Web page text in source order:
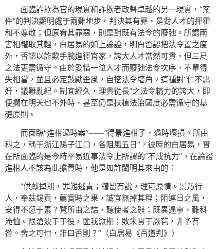
面臨詐欺為官的現實和詐欺者政聲卓越的另一現實，“案
件”的判決顯明處于兩難地步。判決其有罪，是對人才的揮霍
和不尊敬；但原宥其罪惡，則是對既有法令的廢弛。所謂兩
害相權取其輕，白居易的如上論證，明白否認把法令置之度
外，否認以詐欺手腕進徑官家，誇大人才當然可貴，但三尺
之法更需循守。由於愛惜一位人才而廢弛法令次序，不單得
失相當，並且必定鼓勵歪風，自挖法令墻角。這種對“仁不惠
奸，議難亂紀。制宜經久，理貴從長”之法令精力的誇大，即
便擱在明天也不外時，甚至仍是扶植法治國度必需循守的基
礎原則。
而面臨“進柑過時案”——“得景進柑子，過時壞損。所由
科之，稱于浙江陽子江口，各阻風五日”，彼時的白居易，實
在所面臨的是今時平易近事法令上所謂的“不成抗力”。在論證
進柑人不該為此擔責時，他是如許闡明其來由的：
“供獻掉期，罪難逃責；稽留有說，理可原情。景乃行
人，奉茲錫貢，薦實時之果，誠宜無掉其程；阻連日之風，
安得不愆于素？覽所由之詰，聽使者之辭；既異遑寧，難科
淹恤。限滄波于于役，匪我愆期；敗朱實于厥苞，非予有
咎。舍之可也，誰曰否則？”（白居易《百道判》）